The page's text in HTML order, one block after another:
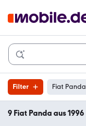
Filter Fiat Panda
9 Fiat Panda aus 1996